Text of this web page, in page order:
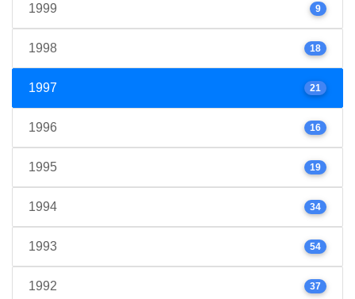
1999 9
1998 18
1997 21
1996 16
1995 19
1994 34
1993 54
1992 37